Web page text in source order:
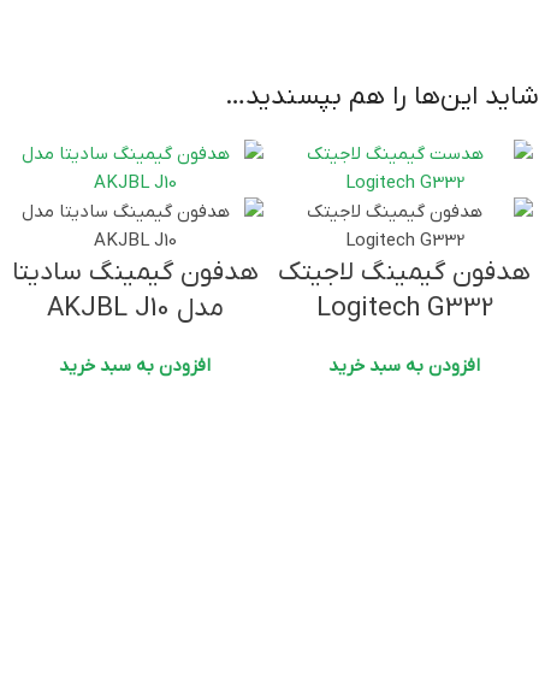
شاید این‌ها را هم بپسندید…
هدفون گیمینگ لاجیتک
Logitech G332
افزودن به سبد خرید
هدفون گیمینگ سادیتا
مدل AKJBL J10
افزودن به سبد خرید